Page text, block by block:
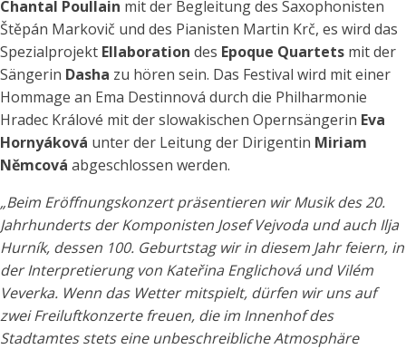
Chantal Poullain mit der Begleitung des Saxophonisten
Štěpán Markovič und des Pianisten Martin Krč, es wird das
Spezialprojekt Ellaboration des Epoque Quartets mit der
Sängerin Dasha zu hören sein. Das Festival wird mit einer
Hommage an Ema Destinnová durch die Philharmonie
Hradec Králové mit der slowakischen Opernsängerin Eva
Hornyáková unter der Leitung der Dirigentin Miriam
Němcová abgeschlossen werden.
„Beim Eröffnungskonzert präsentieren wir Musik des 20.
Jahrhunderts der Komponisten Josef Vejvoda und auch Ilja
Hurník, dessen 100. Geburtstag wir in diesem Jahr feiern, in
der Interpretierung von Kateřina Englichová und Vilém
Veverka. Wenn das Wetter mitspielt, dürfen wir uns auf
zwei Freiluftkonzerte freuen, die im Innenhof des
Stadtamtes stets eine unbeschreibliche Atmosphäre